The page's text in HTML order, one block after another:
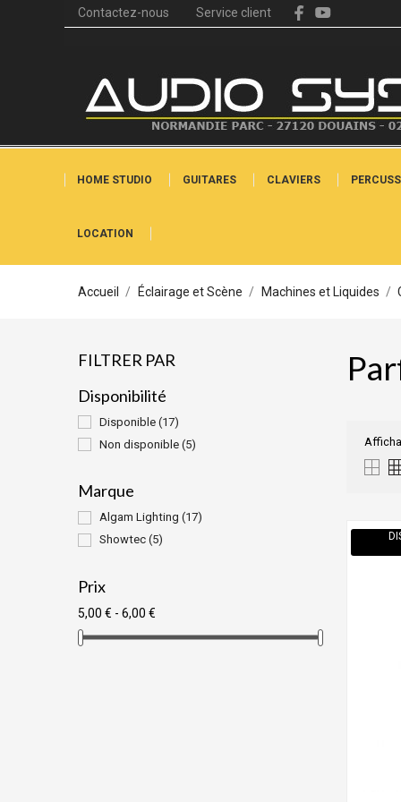
Contactez-nous Service client
HOME STUDIO GUITARES CLAVIERS
LOCATION
Accueil Éclairage et Scène Machines et Liquides
FILTRER PAR
Disponibilité
Disponible (17)
Non disponible (5)
Marque
Algam Lighting (17)
Showtec (5)
Prix
5,00 € - 6,00 €